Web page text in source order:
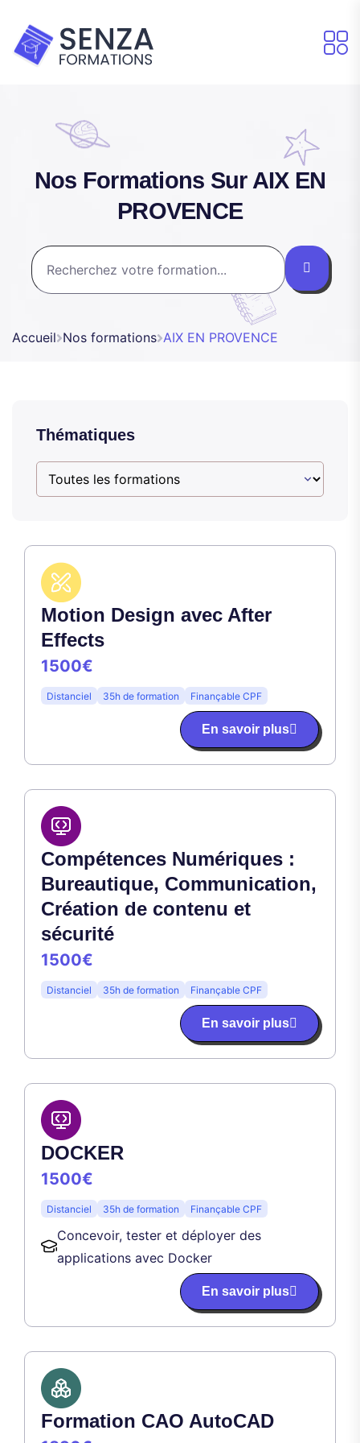
Nos Formations Sur AIX EN
PROVENCE
Accueil Nos formations AIX EN PROVENCE
Thématiques
Motion Design avec After
Effects
1500€
Distanciel 35h de formation Finançable CPF
En savoir plus
Compétences Numériques :
Bureautique, Communication,
Création de contenu et
sécurité
1500€
Distanciel 35h de formation Finançable CPF
En savoir plus
DOCKER
1500€
Distanciel 35h de formation Finançable CPF
Concevoir, tester et déployer des
applications avec Docker
En savoir plus
Formation CAO AutoCAD